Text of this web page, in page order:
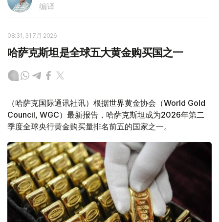
编译
08:31, 31 7月 2026
哈萨克斯坦是全球五大黄金购买国之一
（哈萨克国际通讯社讯）根据世界黄金协会（World Gold
Council, WGC）最新报告，哈萨克斯坦成为2026年第二
季度全球央行黄金购买量排名前五的国家之一。